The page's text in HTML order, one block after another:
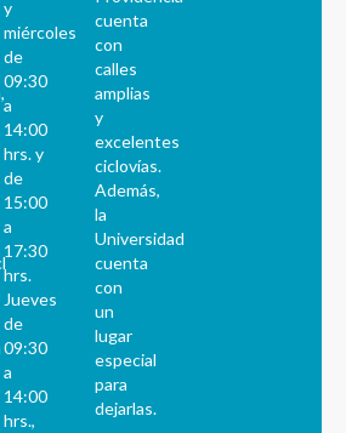
y
miércoles
de
09:30
a
14:00
hrs. y
de
15:00
a
17:30
hrs.
Jueves
de
09:30
a
14:00
hrs.,
cuenta
con
calles
amplias
y
excelentes
ciclovías.
Además,
la
Universidad
cuenta
con
un
lugar
especial
para
dejarlas.